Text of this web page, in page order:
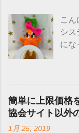
ソコ
ジョ
ージ
ー
ンに
策が
い
こん
シ
にな
❤
ン
簡単に上限価格
協会サイト以外
1月 25, 2019